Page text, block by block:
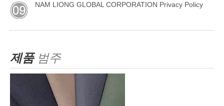
NAM LIONG GLOBAL CORPORATION Privacy Policy
제품범주